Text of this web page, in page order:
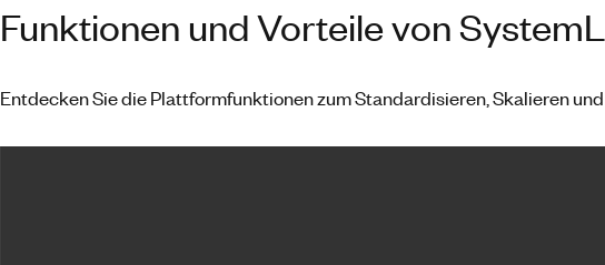
Funktionen und Vorteile von
Entdecken Sie die Plattformfunktionen zum Standardisieren, Skalieren